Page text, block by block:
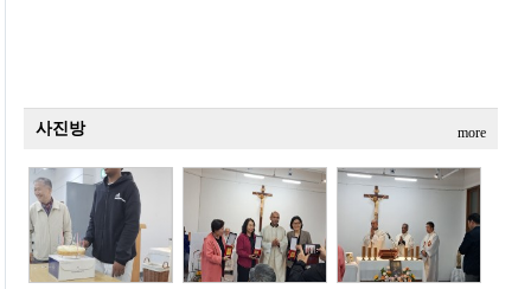
사진방 more